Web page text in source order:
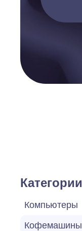
Категории
Компьютеры
Кофемашины